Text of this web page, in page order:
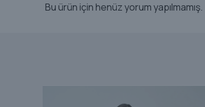
Bu ürün için henüz yorum yapılmamış.